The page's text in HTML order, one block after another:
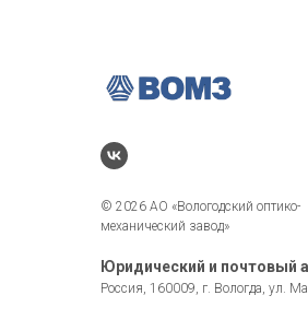
© 2026 АО «Вологодский оптико-
механический завод»
Юридический и почтовый
Россия, 160009, г. Вологда, ул.